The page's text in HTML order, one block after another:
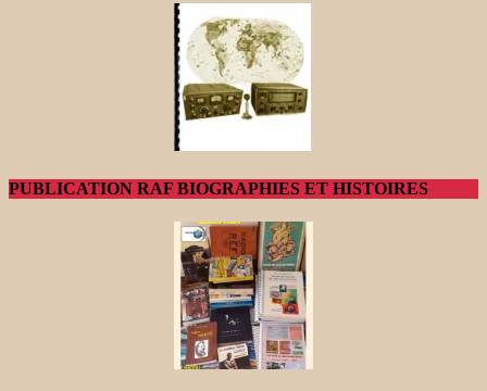
PUBLICATION RAF BIOGRAPHIES ET HISTOIRES